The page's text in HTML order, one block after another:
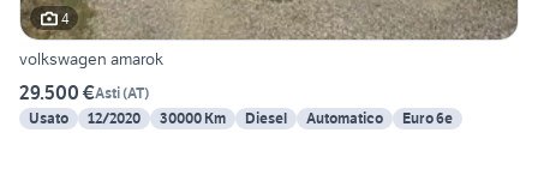
4
volkswagen amarok
29.500 €Asti(AT)
Usato
12/2020 30000 Km Diesel Automatico Euro 6e